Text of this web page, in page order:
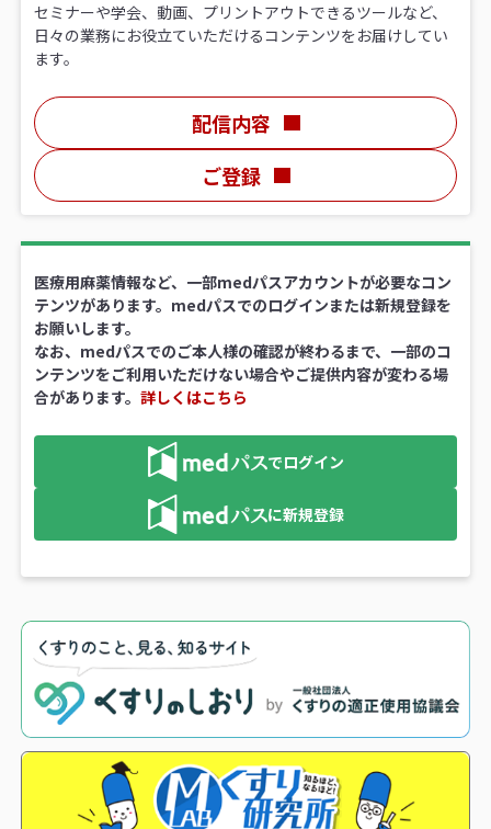
セミナーや学会、動画、プリントアウトできるツールなど、
日々の業務にお役立ていただけるコンテンツをお届けしてい
ます。
配信内容
ご登録
医療用麻薬情報など、一部medパスアカウントが必要なコン
テンツがあります。medパスでのログインまたは新規登録を
お願いします。
なお、medパスでのご本人様の確認が終わるまで、一部のコ
ンテンツをご利用いただけない場合やご提供内容が変わる場
合があります。詳しくはこちら
でログイン
に新規登録